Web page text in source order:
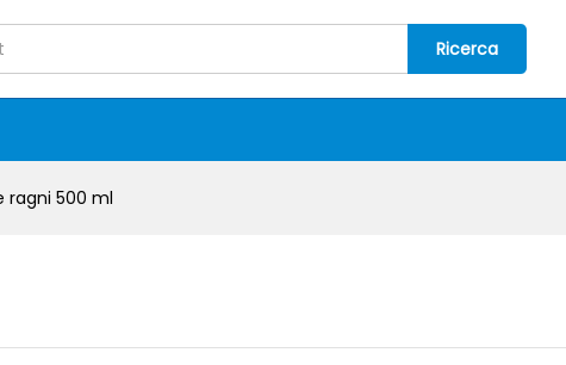
Ricerca
ragni 500 ml
8,50€ IVA Inclusa